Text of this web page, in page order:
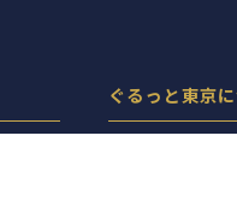
ぐるっと東京